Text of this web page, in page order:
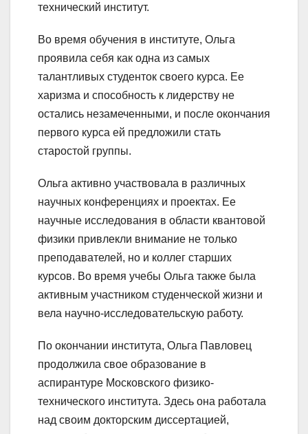
технический институт.
Во время обучения в институте, Ольга
проявила себя как одна из самых
талантливых студенток своего курса. Ее
харизма и способность к лидерству не
остались незамеченными, и после окончания
первого курса ей предложили стать
старостой группы.
Ольга активно участвовала в различных
научных конференциях и проектах. Ее
научные исследования в области квантовой
физики привлекли внимание не только
преподавателей, но и коллег старших
курсов. Во время учебы Ольга также была
активным участником студенческой жизни и
вела научно-исследовательскую работу.
По окончании института, Ольга Павловец
продолжила свое образование в
аспирантуре Московского физико-
технического института. Здесь она работала
над своим докторским диссертацией,